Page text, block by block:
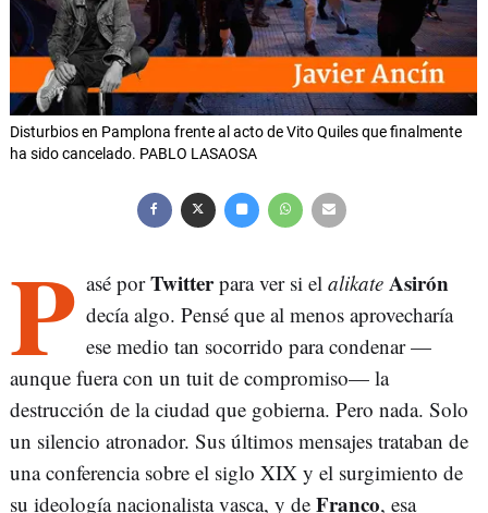
Disturbios en Pamplona frente al acto de Vito Quiles que finalmente
ha sido cancelado. PABLO LASAOSA
P asé porTwitterpara ver si el alikate Asirón
decía algo. Pensé que al menos aprovecharía
ese medio tan socorrido para condenar —
aunque fuera con un tuit de compromiso— la
destrucción de la ciudad que gobierna. Pero nada. Solo
un silencio atronador. Sus últimos mensajes trataban de
una conferencia sobre el siglo XIX y el surgimiento de
su ideología nacionalista vasca, y de Franco, esa